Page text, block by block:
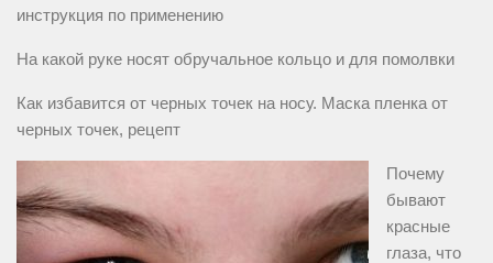
инструкция по применению
На какой руке носят обручальное кольцо и для помолвки
Как избавится от черных точек на носу. Маска пленка от
черных точек, рецепт
Почему
бывают
красные
глаза, что